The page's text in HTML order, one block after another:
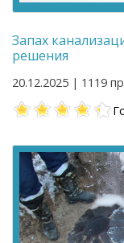
Запах
решения
20.12.2025 | 1119